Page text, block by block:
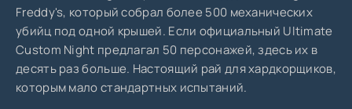
Freddy's, который собрал более 500 механических
убийц под одной крышей. Если официальный Ultimate
Custom Night предлагал 50 персонажей, здесь их в
десять раз больше. Настоящий рай для хардкорщиков,
которым мало стандартных испытаний.